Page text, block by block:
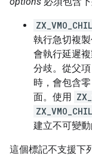
執行急切複
會執行延遲
分歧。從父
時，會包含
面。使用
建立不可變動
這個標記不支援下